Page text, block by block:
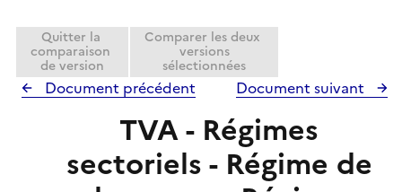
e
rQuitter la
comparaison
de version
Comparer les deux
versions
sélectionnées
Document précédent Document suivant
TVA - Régimes
sectoriels - Régime de